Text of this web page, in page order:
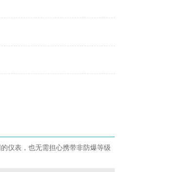
仪表，也无需担心携带非防爆等级